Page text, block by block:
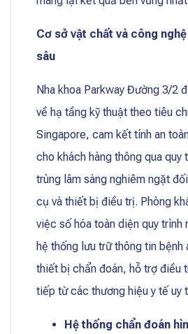
Cơ sở vật chất và công
sâu
Nha khoa Parkway Đường 3/2
về hạ tầng kỹ thuật theo tiêu
Singapore, cam kết tính an
cho khách hàng thông qua quy
trùng lâm sàng nghiêm ngặt
cụ và thiết bị điều trị. Phòng
việc số hóa toàn diện quy trình
hệ thống lưu trữ thông tin bệnh
thiết bị chẩn đoán, hỗ trợ điều
tiếp từ các thương hiệu y tế uy
Hệ thống chẩn đoán